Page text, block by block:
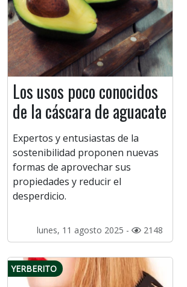
Los usos poco conocidos
de la cáscara de aguacate
Expertos y entusiastas de la
sostenibilidad proponen nuevas
formas de aprovechar sus
propiedades y reducir el
desperdicio.
lunes, 11 agosto 2025 - 2148
YERBERITO